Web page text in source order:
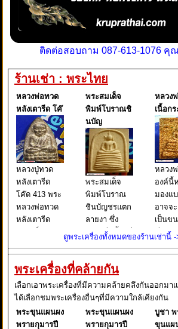
ติดต่อสอบถาม 087-613-1076
ร้านเช่า : พระไทย
หลวงพ่อทวด
หลังเตารีด โค๊
หลวงปู่ทวด
หลังเตารีด
โค๊ด 413 พระ
หลวงพ่อทวด
หลังเตารีด
ธรรมดา ปี
๒๕๐๕ นับเป็น
พระยอดนิยม
อีกรุ่นหนึ่งใน
ตระกูล พระ
หลวงพ่อทวด
พระสมเด็จ
พิมพ์โบราณชิ
นบัญ
พระสมเด็จ
พิมพ์โบราณ
ชินบัญชรแตก
ลายงา ซึ่ง
เขียนชื่อนี้ไว้ที่
พระ และยังมี
เขียนต่อไปอีก
ว่า ผงเก่าสม
เด็จพุฒาจารย์
โต พรหมรังสี
มหาเถราจาร
หลวง
เนื้อกร
หลวง
องค์นี้
มองแ
อาจจ
เป็นข
ที่เราเ
แล้วนั่
โสธร
หลังคา
กระเบื้
ซึ่งหาก
ดูพระเครื่องทั้งหมดของร้านเช่านี้ -
พระเครื่องที่คล้ายกัน
เลือกเอาพระเครื่องที่มีความคล้ายคลึงกันออกมา
ได้เลือกชมพระเครื่องอื่นๆที่มีความใกล้เคียงกัน
พระขุนแผนผง
พรายกุมารปี
พระขุนแผนผง
พรายกุมารปี
บูชา พ
ขุนแผ